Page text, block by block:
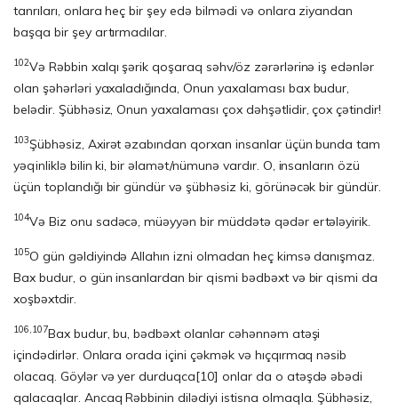
tanrıları, onlara heç bir şey edə bilmədi və onlara ziyandan
başqa bir şey artırmadılar.
102Və Rəbbin xalqı şərik qoşaraq səhv/öz zərərlərinə iş edənlər
olan şə­hər­ləri yaxaladığında, Onun yaxalaması bax budur,
belədir. Şübhəsiz, Onun yaxa­la­ma­sı çox dəhşətlidir, çox çətindir!
103Şübhəsiz, Axirət əzabından qorxan insanlar üçün bunda tam
yəqinliklə bilin ki, bir əlamət/nümunə vardır. O, insanların özü
üçün toplandığı bir gündür və şübhəsiz ki, görünəcək bir gündür.
104Və Biz onu sadəcə, müəyyən bir müddətə qədər ertələyirik.
105O gün gəldiyində Allahın izni olmadan heç kimsə danışmaz.
Bax budur, o gün insanlardan bir qismi bədbəxt və bir qismi da
xoşbəxtdir.
106,107Bax budur, bu, bədbəxt olanlar cəhənnəm atəşi
içindədirlər. Onlara orada içini çəkmək və hıçqırmaq nəsib
olacaq. Göylər və yer durduqca[10] onlar da o atəşdə əbədi
qalacaqlar. Ancaq Rəbbinin dilədiyi istisna olmaqla. Şübhəsiz,